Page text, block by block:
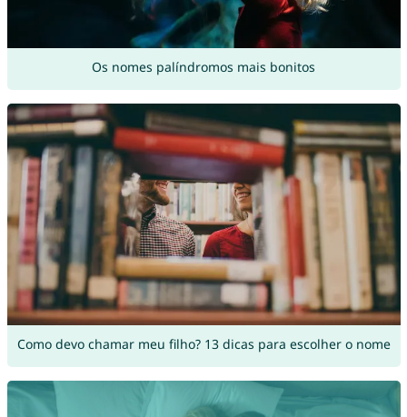
Os nomes palíndromos mais bonitos
Como devo chamar meu filho? 13 dicas para escolher o nome